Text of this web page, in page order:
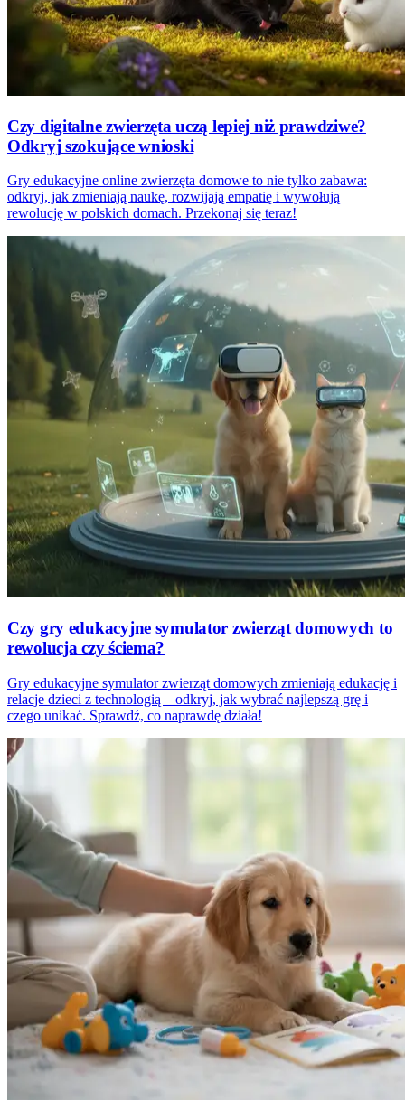
Czy digitalne zwierzęta uczą lepiej niż prawdziwe?
Odkryj szokujące wnioski
Gry edukacyjne online zwierzęta domowe to nie tylko zabawa:
odkryj, jak zmieniają naukę, rozwijają empatię i wywołują
rewolucję w polskich domach. Przekonaj się teraz!
Czy gry edukacyjne symulator zwierząt domowych to
rewolucja czy ściema?
Gry edukacyjne symulator zwierząt domowych zmieniają edukację i
relacje dzieci z technologią – odkryj, jak wybrać najlepszą grę i
czego unikać. Sprawdź, co naprawdę działa!